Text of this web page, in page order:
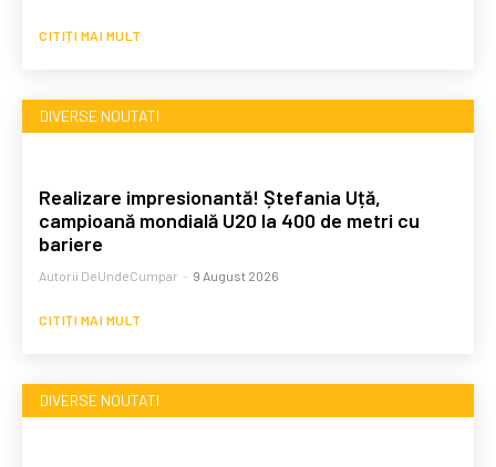
CITIȚI MAI MULT
DIVERSE NOUTATI
Realizare impresionantă! Ștefania Uță,
campioană mondială U20 la 400 de metri cu
bariere
Autorii DeUndeCumpar - 9 August 2026
CITIȚI MAI MULT
DIVERSE NOUTATI